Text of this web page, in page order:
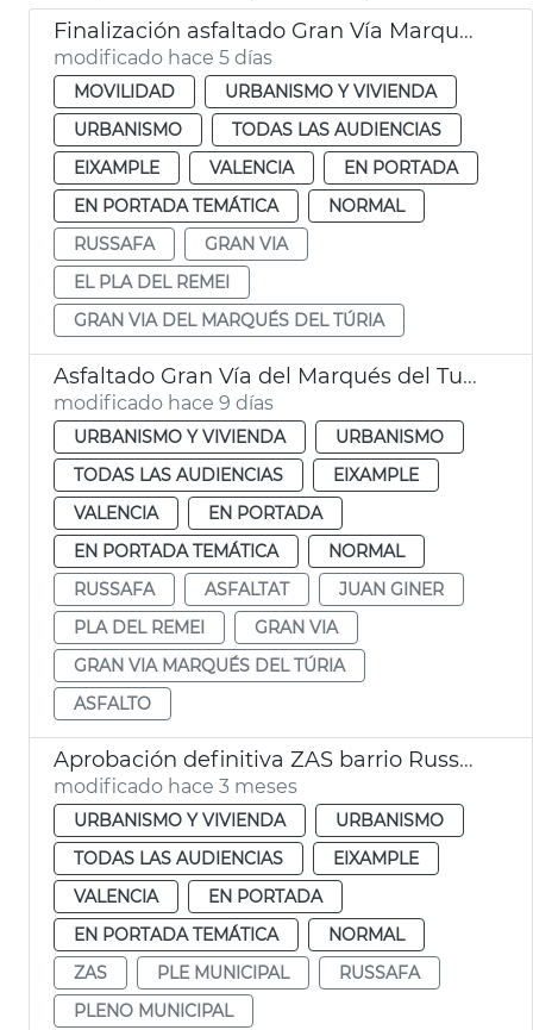
Finalización asfaltado Gran Vía Marqués del Túria València
modificado hace 5 días
MOVILIDAD
URBANISMO Y VIVIENDA
URBANISMO
TODAS LAS AUDIENCIAS
EIXAMPLE
VALENCIA
EN PORTADA
EN PORTADA TEMÁTICA
NORMAL
RUSSAFA
GRAN VIA
EL PLA DEL REMEI
GRAN VIA DEL MARQUÉS DEL TÚRIA
Asfaltado Gran Vía del Marqués del Turia València
modificado hace 9 días
URBANISMO Y VIVIENDA
URBANISMO
TODAS LAS AUDIENCIAS
EIXAMPLE
VALENCIA
EN PORTADA
EN PORTADA TEMÁTICA
NORMAL
RUSSAFA
ASFALTAT
JUAN GINER
PLA DEL REMEI
GRAN VIA
GRAN VIA MARQUÉS DEL TÚRIA
ASFALTO
Aprobación definitiva ZAS barrio Russafa València
modificado hace 3 meses
URBANISMO Y VIVIENDA
URBANISMO
TODAS LAS AUDIENCIAS
EIXAMPLE
VALENCIA
EN PORTADA
EN PORTADA TEMÁTICA
NORMAL
ZAS
PLE MUNICIPAL
RUSSAFA
PLENO MUNICIPAL